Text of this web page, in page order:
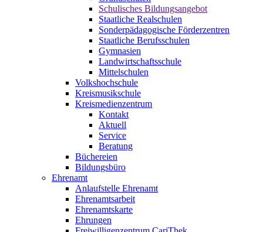
Schulisches Bildungsangebot
Staatliche Realschulen
Sonderpädagogische Förderzentren
Staatliche Berufsschulen
Gymnasien
Landwirtschaftsschule
Mittelschulen
Volkshochschule
Kreismusikschule
Kreismedienzentrum
Kontakt
Aktuell
Service
Beratung
Büchereien
Bildungsbüro
Ehrenamt
Anlaufstelle Ehrenamt
Ehrenamtsarbeit
Ehrenamtskarte
Ehrungen